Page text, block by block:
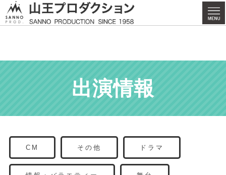
出演情報
CM その他 ドラマ